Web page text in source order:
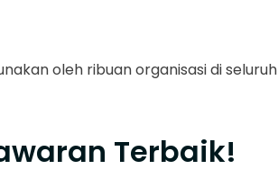
oleh ribuan organisasi di seluruh
Terbaik!